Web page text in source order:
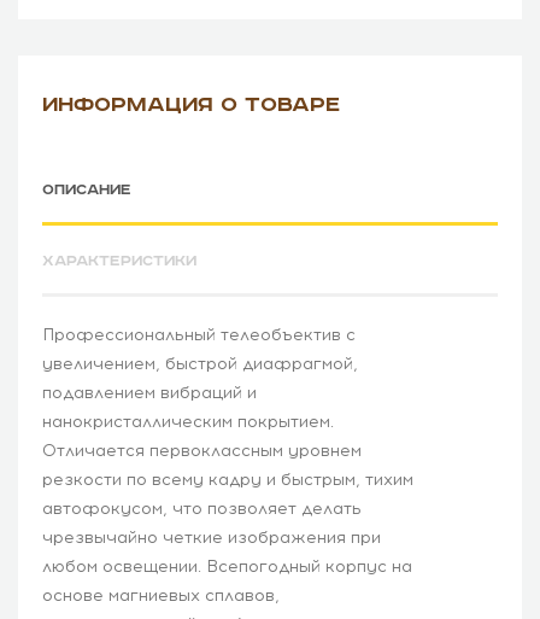
ИНФОРМАЦИЯ О ТОВАРЕ
ОПИСАНИЕ
ХАРАКТЕРИСТИКИ
Профессиональный телеобъектив с
увеличением, быстрой диафрагмой,
подавлением вибраций и
нанокристаллическим покрытием.
Отличается первоклассным уровнем
резкости по всему кадру и быстрым, тихим
автофокусом, что позволяет делать
чрезвычайно четкие изображения при
любом освещении. Всепогодный корпус на
основе магниевых сплавов,